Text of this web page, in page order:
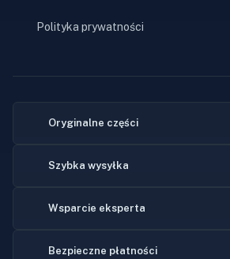
Polityka prywatności
Oryginalne części
Szybka wysyłka
Wsparcie eksperta
Bezpieczne płatności